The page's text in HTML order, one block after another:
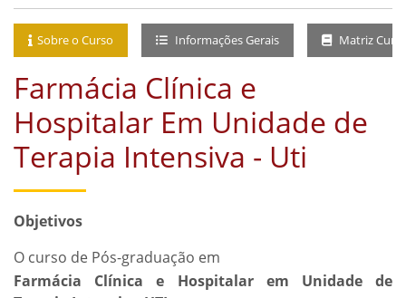
Sobre o Curso Informações Gerais Matriz
Farmácia Clínica e
Hospitalar Em Unidade de
Terapia Intensiva - Uti
Objetivos
O curso de Pós-graduação em
Farmácia Clínica e Hospitalar em Unidade de